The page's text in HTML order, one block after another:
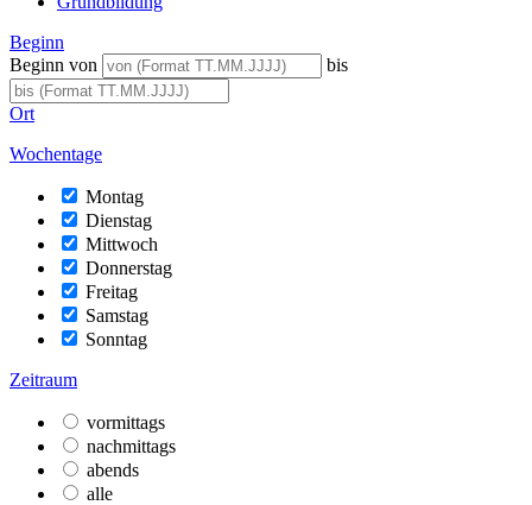
Beginn
Beginn von
bis
Ort
Wochentage
Montag
Dienstag
Mittwoch
Donnerstag
Freitag
Samstag
Sonntag
Zeitraum
vormittags
nachmittags
abends
alle